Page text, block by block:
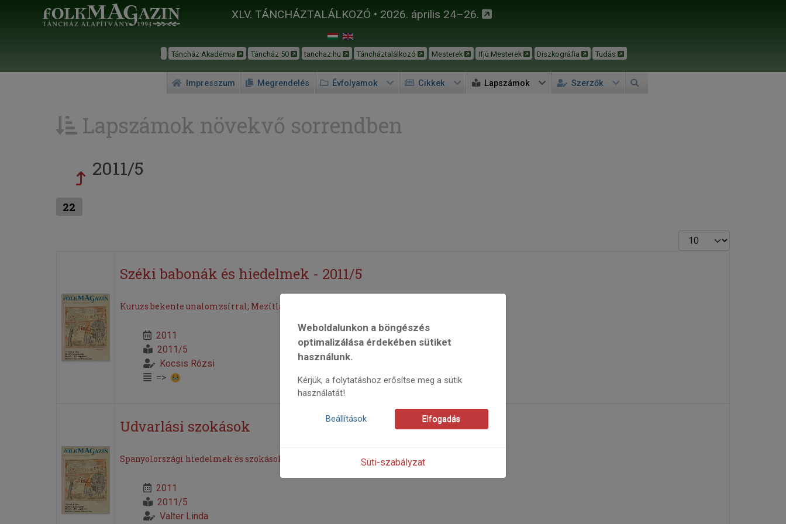
XLV. TÁNCHÁZTALÁLKOZÓ • 2026. április 24–26.
Táncház Akadémia Táncház 50 tanchaz.hu Táncháztalálkozó Mesterek Ifjú Mesterek Diszkográfia Tudás
Impresszum Megrendelés Évfolyamok Cikkek Lapszámok Szerzők
Lapszámok növekvő sorrendben
2011/5
22
Tételek #
Széki babonák és hiedelmek - 2011/5
Kuruzs bekente unalomzsírral; Mezítláb (részlet)
2011
2011/5
Kocsis Rózsi
=>
Udvarlási szokások
Spanyolországi hiedelmek és szokások – II.
2011
2011/5
Valter Linda
Weboldalunkon a böngészés
optimalizálása érdekében sütiket
használunk.
Kérjük, a folytatáshoz erősítse meg a sütik
használatát!
Beállítások Elfogadás
Süti-szabályzat